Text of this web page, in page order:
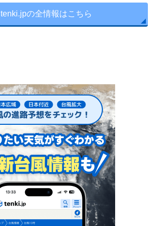
tenki.jpの全情報はこちら